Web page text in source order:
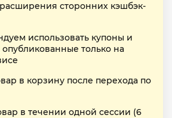
сторонних кэшбэк-
использовать купоны и
только на
в корзину после перехода по
в течении одной сессии (6